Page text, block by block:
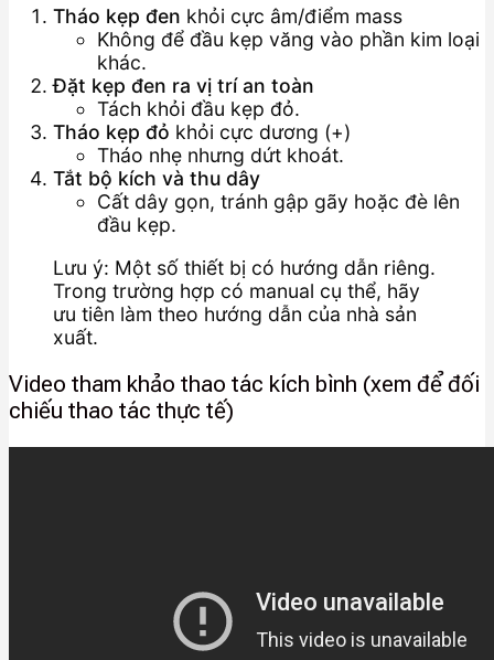
Tháo kẹp đen khỏi cực âm/điểm mass
Không để đầu kẹp văng vào phần kim loại
khác.
Đặt kẹp đen ra vị trí an toàn
Tách khỏi đầu kẹp đỏ.
Tháo kẹp đỏ khỏi cực dương (+)
Tháo nhẹ nhưng dứt khoát.
Tắt bộ kích và thu dây
Cất dây gọn, tránh gập gãy hoặc đè lên
đầu kẹp.
Lưu ý: Một số thiết bị có hướng dẫn riêng.
Trong trường hợp có manual cụ thể, hãy
ưu tiên làm theo hướng dẫn của nhà sản
xuất.
Video tham khảo thao tác kích bình (xem để đối
chiếu thao tác thực tế)